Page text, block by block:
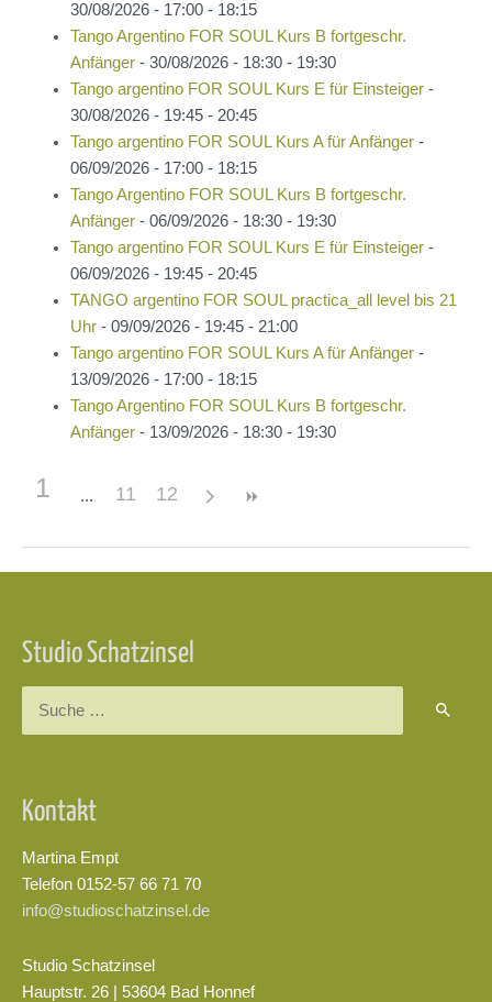
30/08/2026 - 17:00 - 18:15
Tango Argentino FOR SOUL Kurs B fortgeschr.
Anfänger- 30/08/2026 - 18:30 - 19:30
Tango argentino FOR SOUL Kurs E für Einsteiger-
30/08/2026 - 19:45 - 20:45
Tango argentino FOR SOUL Kurs A für Anfänger-
06/09/2026 - 17:00 - 18:15
Tango Argentino FOR SOUL Kurs B fortgeschr.
Anfänger- 06/09/2026 - 18:30 - 19:30
Tango argentino FOR SOUL Kurs E für Einsteiger-
06/09/2026 - 19:45 - 20:45
TANGO argentino FOR SOUL practica_all level bis 21
Uhr- 09/09/2026 - 19:45 - 21:00
Tango argentino FOR SOUL Kurs A für Anfänger-
13/09/2026 - 17:00 - 18:15
Tango Argentino FOR SOUL Kurs B fortgeschr.
Anfänger- 13/09/2026 - 18:30 - 19:30
1 11 12
Studio Schatzinsel
Kontakt
Martina Empt
Telefon 0152-57 66 71 70
info@studioschatzinsel.de
Studio Schatzinsel
Hauptstr. 26 | 53604 Bad Honnef